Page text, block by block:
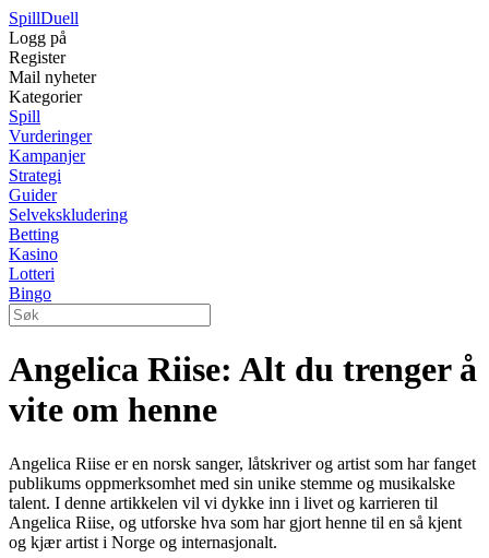
SpillDuell
Logg på
Register
Mail nyheter
Kategorier
Spill
Vurderinger
Kampanjer
Strategi
Guider
Selvekskludering
Betting
Kasino
Lotteri
Bingo
Angelica Riise: Alt du trenger å
vite om henne
Angelica Riise er en norsk sanger, låtskriver og artist som har fanget
publikums oppmerksomhet med sin unike stemme og musikalske
talent. I denne artikkelen vil vi dykke inn i livet og karrieren til
Angelica Riise, og utforske hva som har gjort henne til en så kjent
og kjær artist i Norge og internasjonalt.